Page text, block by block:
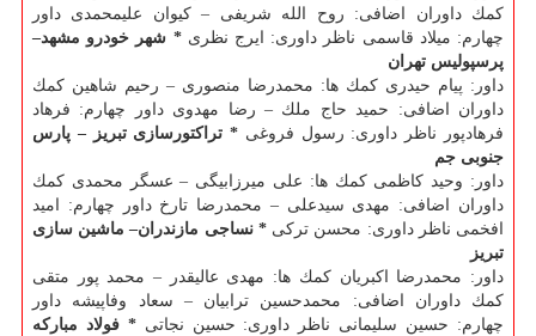
كمك داوران اضافی: روح الله شریفی – كیوان علیمحمدی داور
چهارم: میلاد قاسمی ناظر داوری: ایرج نظری* شهر خودرو مشهد–
پرسپولیس تهران
داور: پیام حیدری كمك ها: محمدرضا منصوری – رحیم شاهین كمك
داوران اضافی: حمید حاج ملك – رضا مهدوی داور چهارم: فرهاد
فرهادپور ناظر داوری: رسول فروغی * تراكتورسازی تبریز – پارس
جنوبی جم
داور: وحید كاظمی كمك ها: علی میرزابیگی – عسگر محمدی كمك
داوران اضافی: مهدی سیدعلی – محمدرضا تارخ داور چهارم: امید
افخمی ناظر داوری: محسن تركی* نساجی مازندران–ماشین سازی
تبریز
داور: محمدرضا اكبریان كمك ها: مهدی عالیقدر – محمد پور متقی
كمك داوران اضافی: محمدحسین ترابیان – سعاد وفاپیشه داور
چهارم: حسین سلیمانی ناظر داوری: حسین نجاتی* فولاد مباركه